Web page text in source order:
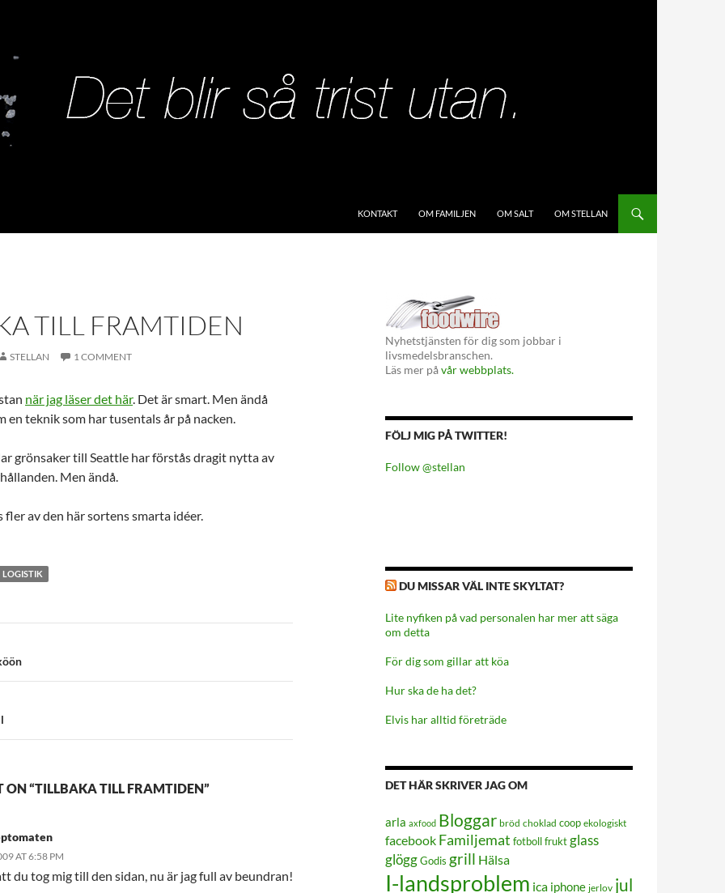
KONTAKT
OM FAMILJEN OM SALT OM STELLAN
TILL FRAMTIDEN
STELLAN 1 COMMENT
när jag läser det här. Det är smart. Men ändå
en teknik som har tusentals år på nacken.
grönsaker till Seattle har förstås dragit nytta av
Men ändå.
fler av den här sortens smarta idéer.
LOGISTIK
ON “TILLBAKA TILL FRAMTIDEN”
AT 6:58 PM
du tog mig till den sidan, nu är jag full av beundran!
Nyhetstjänsten för dig som jobbar i
livsmedelsbranschen.
Läs mer påvår webbplats.
FÖLJ MIG PÅ TWITTER!
Follow @stellan
DU MISSAR VÄL INTE SKYLTAT?
Lite nyfiken på vad personalen har mer att säga
om detta
För dig som gillar att köa
Hur ska de ha det?
Elvis har alltid företräde
DET HÄR SKRIVER JAG OM
arla axfood Bloggar bröd choklad coop ekologiskt
facebook Familjemat fotboll frukt glass
glöggGodis grill Hälsa
I-landsproblem ica iphone jerlov jul